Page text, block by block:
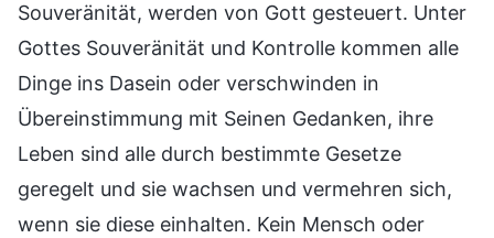
Souveränität, werden von Gott gesteuert. Unter
Gottes Souveränität und Kontrolle kommen alle
Dinge ins Dasein oder verschwinden in
Übereinstimmung mit Seinen Gedanken, ihre
Leben sind alle durch bestimmte Gesetze
geregelt und sie wachsen und vermehren sich,
wenn sie diese einhalten. Kein Mensch oder